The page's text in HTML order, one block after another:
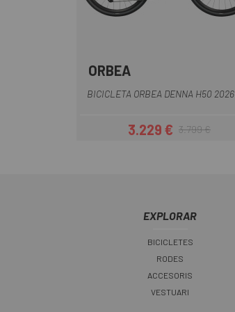
ORBEA
BICICLETA ORBEA DENNA H50 2026
Preu
3.229 €Preu regular
3.799 €
EXPLORAR
BICICLETES
RODES
ACCESORIS
VESTUARI